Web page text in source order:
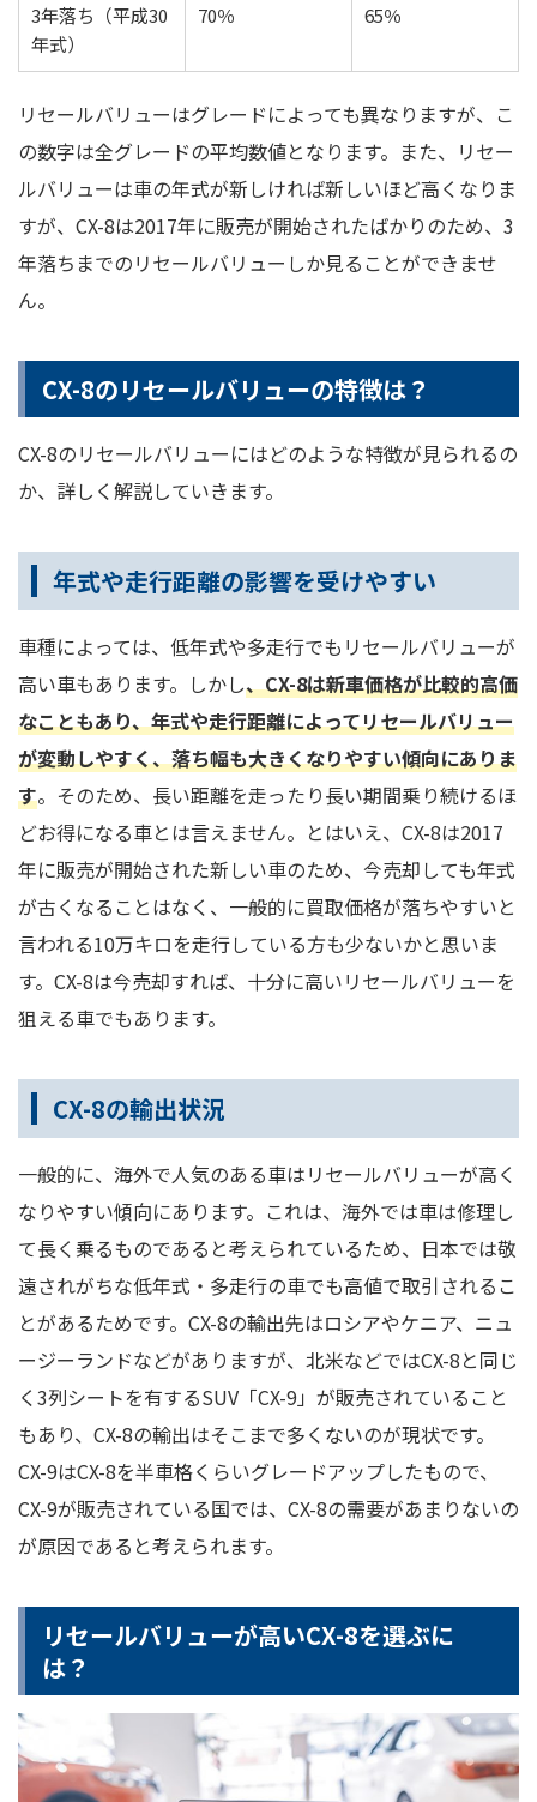
3年落ち（平成30
年式）
70％ 65％
リセールバリューはグレードによっても異なりますが、こ
の数字は全グレードの平均数値となります。また、リセー
ルバリューは車の年式が新しければ新しいほど高くなりま
すが、CX-8は2017年に販売が開始されたばかりのため、3
年落ちまでのリセールバリューしか見ることができませ
ん。
CX-8のリセールバリューの特徴は？
CX-8のリセールバリューにはどのような特徴が見られるの
か、詳しく解説していきます。
年式や走行距離の影響を受けやすい
車種によっては、低年式や多走行でもリセールバリューが
高い車もあります。しかし、CX-8は新車価格が比較的高価
なこともあり、年式や走行距離によってリセールバリュー
が変動しやすく、落ち幅も大きくなりやすい傾向にありま
す。そのため、長い距離を走ったり長い期間乗り続けるほ
どお得になる車とは言えません。とはいえ、CX-8は2017
年に販売が開始された新しい車のため、今売却しても年式
が古くなることはなく、一般的に買取価格が落ちやすいと
言われる10万キロを走行している方も少ないかと思いま
す。CX-8は今売却すれば、十分に高いリセールバリューを
狙える車でもあります。
CX-8の輸出状況
一般的に、海外で人気のある車はリセールバリューが高く
なりやすい傾向にあります。これは、海外では車は修理し
て長く乗るものであると考えられているため、日本では敬
遠されがちな低年式・多走行の車でも高値で取引されるこ
とがあるためです。CX-8の輸出先はロシアやケニア、ニュ
ージーランドなどがありますが、北米などではCX-8と同じ
く3列シートを有するSUV「CX-9」が販売されていること
もあり、CX-8の輸出はそこまで多くないのが現状です。
CX-9はCX-8を半車格くらいグレードアップしたもので、
CX-9が販売されている国では、CX-8の需要があまりないの
が原因であると考えられます。
リセールバリューが高いCX-8を選ぶに
は？